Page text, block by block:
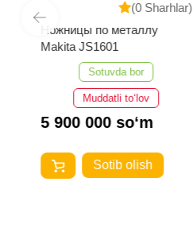
(0 Sharhlar)
Ножницы по металлу
Makita JS1601
Sotuvda bor
Muddatli to‘lov
5 900 000 so‘m
Sotib olish